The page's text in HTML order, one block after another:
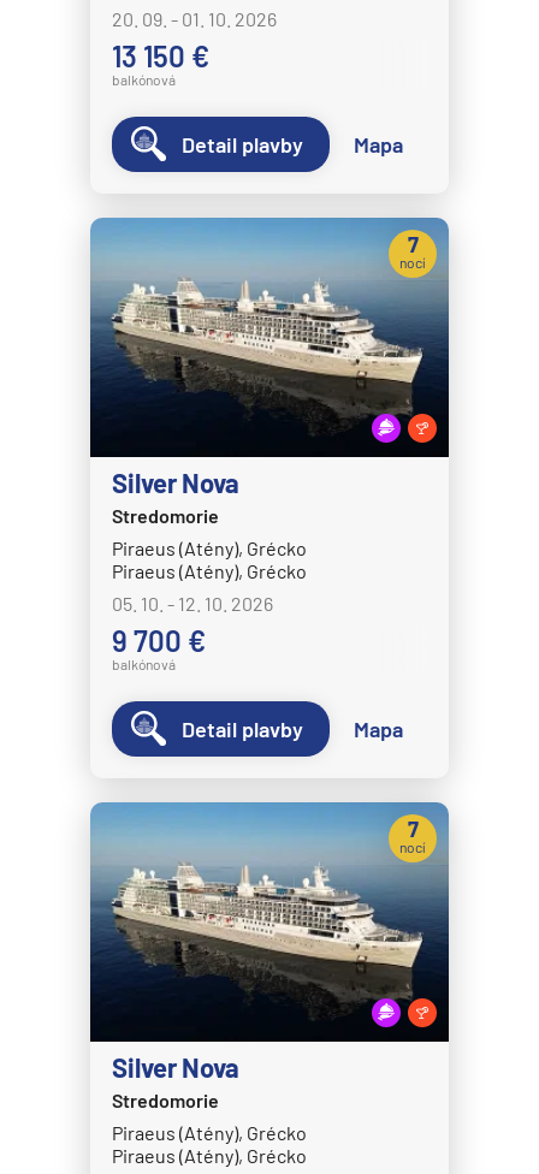
20. 09. - 01. 10. 2026
13 150 €
balkónová
Detail plavby Mapa
Silver Nova
Stredomorie
Piraeus (Atény), Grécko
Piraeus (Atény), Grécko
05. 10. - 12. 10. 2026
9 700 €
balkónová
7
nocí
Detail plavby Mapa
Silver Nova
Stredomorie
Piraeus (Atény), Grécko
Piraeus (Atény), Grécko
7
nocí